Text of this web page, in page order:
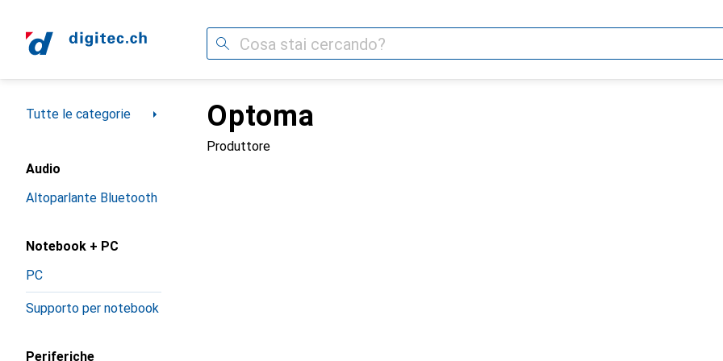
Cerca
Categoria Navigazione
Tutte le categorie
Audio
Altoparlante Bluetooth
Notebook + PC
PC
Supporto per notebook
Periferiche
Optoma
Produttore